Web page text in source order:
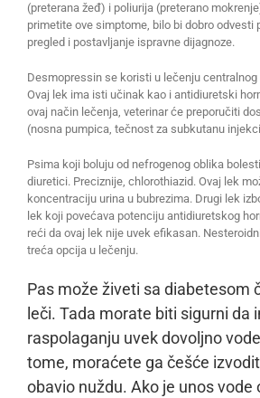
(preterana žeđ) i poliurija (preterano
primetite ove simptome, bilo bi dobro odvesti
pregled i postavljanje ispravne dijagnoze.
Desmopressin se koristi u lečenju
Ovaj lek ima isti učinak kao i antidiuretski
ovaj način lečenja, veterinar će preporučiti
(nosna pumpica, tečnost za subkutanu
Psima koji boluju od nefrogenog oblika
diuretici. Preciznije, chlorothiazid. Ovaj lek
koncentraciju urina u bubrezima. Drugi lek
lek koji povećava potenciju antidiuretskog
reći da ovaj lek nije uvek efikasan.
treća opcija u lečenju.
Pas može živeti sa diabetesom
leči. Tada morate biti sigurni da
raspolaganju uvek dovoljno
tome, moraćete ga češće
obavio nuždu. Ako je unos vode